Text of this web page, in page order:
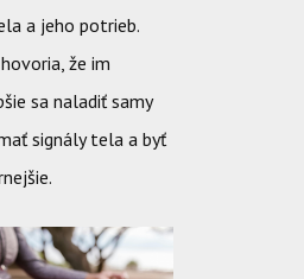
a jeho potrieb.
že im
sa naladiť samy
signály tela a byť